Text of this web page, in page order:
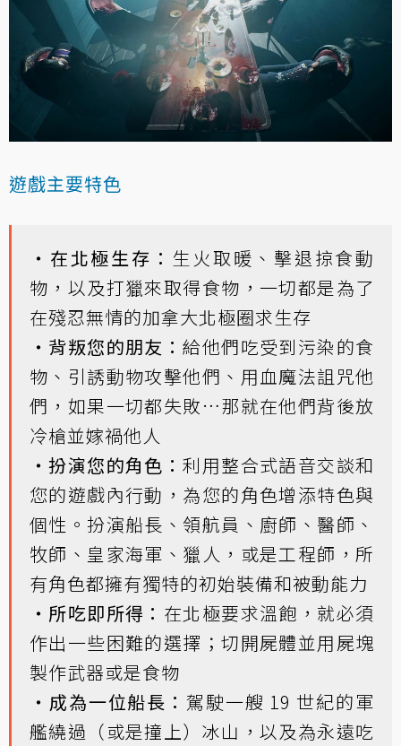
遊戲主要特色
・在北極生存： 生火取暖、擊退掠食動
物，以及打獵來取得食物，一切都是為了
在殘忍無情的加拿大北極圈求生存
・背叛您的朋友：給他們吃受到污染的食
物、引誘動物攻擊他們、用血魔法詛咒他
們，如果一切都失敗…那就在他們背後放
冷槍並嫁禍他人
・扮演您的角色：利用整合式語音交談和
您的遊戲內行動，為您的角色增添特色與
個性。扮演船長、領航員、廚師、醫師、
牧師、皇家海軍、獵人，或是工程師，所
有角色都擁有獨特的初始裝備和被動能力
・所吃即所得： 在北極要求溫飽，就必須
作出一些困難的選擇；切開屍體並用屍塊
製作武器或是食物
・成為一位船長：駕駛一艘 19 世紀的軍
艦繞過（或是撞上）冰山，以及為永遠吃